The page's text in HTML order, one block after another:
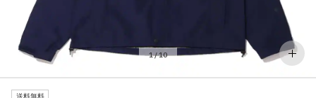
アディダス ピックアップ
ライフスタイルランニング
すべてのウェア
アディダス ピックアップ
ライフスタイルランニング
水着
その他
すべてのウェア
1/10